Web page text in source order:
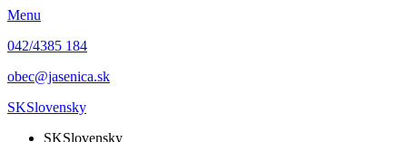
Menu
042/4385 184
obec@jasenica.sk
SKSlovensky
SKSlovensky